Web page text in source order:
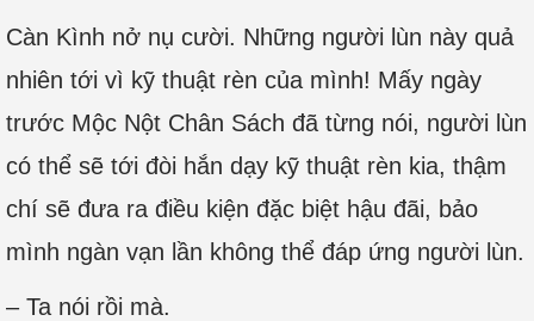
Càn Kình nở nụ cười. Những người lùn này quả
nhiên tới vì kỹ thuật rèn của mình! Mấy ngày
trước Mộc Nột Chân Sách đã từng nói, người lùn
có thể sẽ tới đòi hắn dạy kỹ thuật rèn kia, thậm
chí sẽ đưa ra điều kiện đặc biệt hậu đãi, bảo
mình ngàn vạn lần không thể đáp ứng người lùn.
– Ta nói rồi mà.